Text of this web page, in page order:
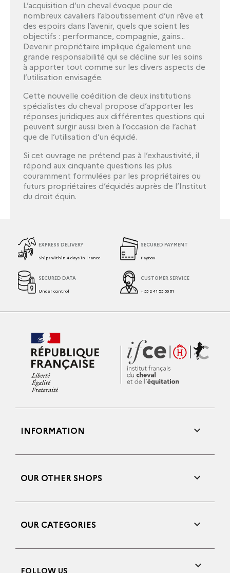
L’acquisition d’un cheval évoque pour de
nombreux cavaliers l’aboutissement d’un rêve et
des espoirs dans l’avenir, quels que soient les
objectifs : performance, compagnie, gains...
Devenir propriétaire implique également une
grande responsabilité qui se décline sur les soins
à apporter tout comme sur les divers aspects de
l’utilisation envisagée.
Cette nouvelle coédition de deux institutions
spécialistes du cheval propose d’apporter les
réponses juridiques aux différentes questions qui
peuvent surgir aussi bien à l’occasion de l’achat
que de l’utilisation d’un équidé.
Si cet ouvrage ne prétend pas à l’exhaustivité, il
répond aux cinquante questions les plus
couramment formulées par les propriétaires ou
futurs propriétaires d’équidés auprès de l’Institut
du droit équin.
EXPRESS DELIVERY
Ships within 4 days in France
SECURED PAYMENT
PayBox
SECURED DATA
Under control
CUSTOMER SERVICE
+ 33 2 41 53 50 81
INFORMATION 
OUR OTHER SHOPS 
OUR CATEGORIES 
FOLLOW US 